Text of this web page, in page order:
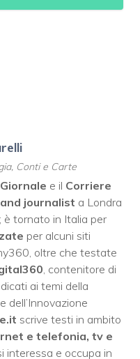
Conti e Carte
e il Corriere
journalist a Londra
è tornato in Italia per
per alcuni siti
oltre che testate
, contenitore di
ai temi della
dell’Innovazione
scrive testi in ambito
e telefonia, tv e
interessa e occupa in